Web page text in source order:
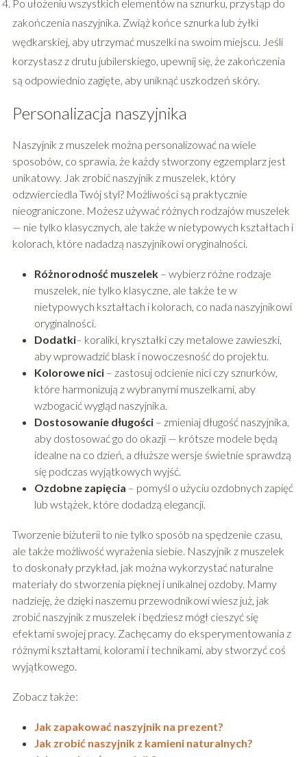
Po ułożeniu wszystkich elementów na sznurku, przystąp do
zakończenia naszyjnika. Zwiąż końce sznurka lub żyłki
wędkarskiej, aby utrzymać muszelki na swoim miejscu. Jeśli
korzystasz z drutu jubilerskiego, upewnij się, że zakończenia
są odpowiednio zagięte, aby uniknąć uszkodzeń skóry.
Personalizacja naszyjnika
Naszyjnik z muszelek można personalizować na wiele
sposobów, co sprawia, że każdy stworzony egzemplarz jest
unikatowy. Jak zrobić naszyjnik z muszelek, który
odzwierciedla Twój styl? Możliwości są praktycznie
nieograniczone. Możesz używać różnych rodzajów muszelek
— nie tylko klasycznych, ale także w nietypowych kształtach i
kolorach, które nadadzą naszyjnikowi oryginalności.
Różnorodność muszelek– wybierz różne rodzaje
muszelek, nie tylko klasyczne, ale także te w
nietypowych kształtach i kolorach, co nada naszyjnikowi
oryginalności.
Dodatki– koraliki, kryształki czy metalowe zawieszki,
aby wprowadzić blask i nowoczesność do projektu.
Kolorowe nici– zastosuj odcienie nici czy sznurków,
które harmonizują z wybranymi muszelkami, aby
wzbogacić wygląd naszyjnika.
Dostosowanie długości– zmieniaj długość naszyjnika,
aby dostosować go do okazji — krótsze modele będą
idealne na co dzień, a dłuższe wersje świetnie sprawdzą
się podczas wyjątkowych wyjść.
Ozdobne zapięcia – pomyśl o użyciu ozdobnych zapięć
lub wstążek, które dodadzą elegancji.
Tworzenie biżuterii to nie tylko sposób na spędzenie czasu,
ale także możliwość wyrażenia siebie. Naszyjnik z muszelek
to doskonały przykład, jak można wykorzystać naturalne
materiały do stworzenia pięknej i unikalnej ozdoby. Mamy
nadzieję, że dzięki naszemu przewodnikowi wiesz już, jak
zrobić naszyjnik z muszelek i będziesz mógł cieszyć się
efektami swojej pracy. Zachęcamy do eksperymentowania z
różnymi kształtami, kolorami i technikami, aby stworzyć coś
wyjątkowego.
Zobacz także:
Jak zapakować naszyjnik na prezent?
Jak zrobić naszyjnik z kamieni naturalnych?